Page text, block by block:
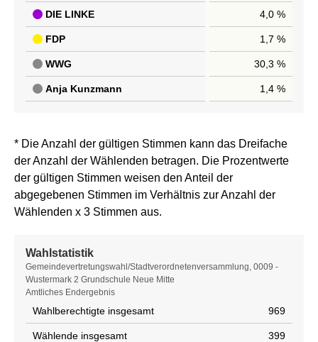
DIE LINKE 4,0 %
FDP 1,7 %
WWG 30,3 %
Anja Kunzmann 1,4 %
* Die Anzahl der gültigen Stimmen kann das Dreifache
der Anzahl der Wählenden betragen. Die Prozentwerte
der gültigen Stimmen weisen den Anteil der
abgegebenen Stimmen im Verhältnis zur Anzahl der
Wählenden x 3 Stimmen aus.
Wahlstatistik
Wahlstatistik
Gemeindevertretungswahl/Stadtverordnetenversammlung, 0009 -
Wustermark 2 Grundschule Neue Mitte
Amtliches Endergebnis
Wahlberechtigte insgesamt 969
Wählende insgesamt 399